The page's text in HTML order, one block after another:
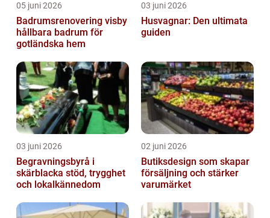
05 juni 2026
Badrumsrenovering visby
hållbara badrum för
gotländska hem
03 juni 2026
Husvagnar: Den ultimata
guiden
03 juni 2026
Begravningsbyrå i
skärblacka stöd, trygghet
och lokalkännedom
02 juni 2026
Butiksdesign som skapar
försäljning och stärker
varumärket